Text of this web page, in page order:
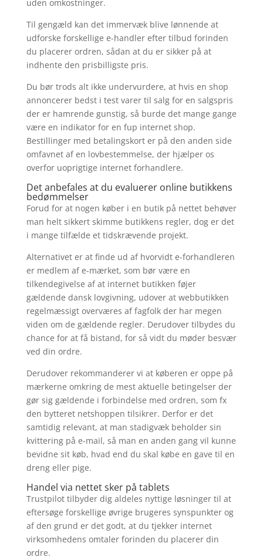
uden omkostninger.
Til gengæld kan det immervæk blive lønnende at
udforske forskellige e-handler efter tilbud forinden
du placerer ordren, sådan at du er sikker på at
indhente den prisbilligste pris.
Du bør trods alt ikke undervurdere, at hvis en shop
annoncerer bedst i test varer til salg for en salgspris
der er hamrende gunstig, så burde det mange gange
være en indikator for en fup internet shop.
Bestillinger med betalingskort er på den anden side
omfavnet af en lovbestemmelse, der hjælper os
overfor uoprigtige internet forhandlere.
Det anbefales at du evaluerer online butikkens
bedømmelser
Forud for at nogen køber i en butik på nettet behøver
man helt sikkert skimme butikkens regler, dog er det
i mange tilfælde et tidskrævende projekt.
Alternativet er at finde ud af hvorvidt e-forhandleren
er medlem af e-mærket, som bør være en
tilkendegivelse af at internet butikken føjer
gældende dansk lovgivning, udover at webbutikken
regelmæssigt overværes af fagfolk der har megen
viden om de gældende regler. Derudover tilbydes du
chance for at få bistand, for så vidt du møder besvær
ved din ordre.
Derudover rekommanderer vi at køberen er oppe på
mærkerne omkring de mest aktuelle betingelser der
gør sig gældende i forbindelse med ordren, som fx
den bytteret netshoppen tilsikrer. Derfor er det
samtidig relevant, at man stadigvæk beholder sin
kvittering på e-mail, så man en anden gang vil kunne
bevidne sit køb, hvad end du skal købe en gave til en
dreng eller pige.
Handel via nettet sker på tablets
Trustpilot tilbyder dig aldeles nyttige løsninger til at
eftersøge forskellige øvrige brugeres synspunkter og
af den grund er det godt, at du tjekker internet
virksomhedens omtaler forinden du placerer din
ordre.